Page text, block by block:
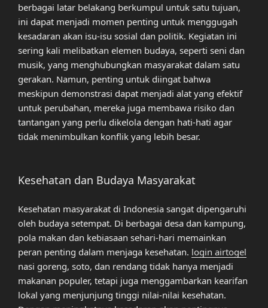
berbagai latar belakang berkumpul untuk satu tujuan,
ini dapat menjadi momen penting untuk menggugah
kesadaran akan isu-isu sosial dan politik. Kegiatan ini
sering kali melibatkan elemen budaya, seperti seni dan
musik, yang menghubungkan masyarakat dalam satu
gerakan. Namun, penting untuk diingat bahwa
meskipun demonstrasi dapat menjadi alat yang efektif
untuk perubahan, mereka juga membawa risiko dan
tantangan yang perlu dikelola dengan hati-hati agar
tidak menimbulkan konflik yang lebih besar.
Kesehatan dan Budaya Masyarakat
Kesehatan masyarakat di Indonesia sangat dipengaruhi
oleh budaya setempat. Di berbagai desa dan kampung,
pola makan dan kebiasaan sehari-hari memainkan
peran penting dalam menjaga kesehatan. login airtogel
nasi goreng, soto, dan rendang tidak hanya menjadi
makanan populer, tetapi juga menggambarkan kearifan
lokal yang menjunjung tinggi nilai-nilai kesehatan.